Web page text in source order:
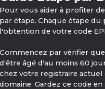
Pour vous aider à profiter
par étape. Chaque étape
l'obtention de votre code
Commencez par vérifier
d'être âgé d'au moins 60
chez votre registraire
domaine. Gardez ce code